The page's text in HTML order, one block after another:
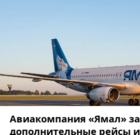
Авиакомпания «Ямал»
дополнительные рейсы